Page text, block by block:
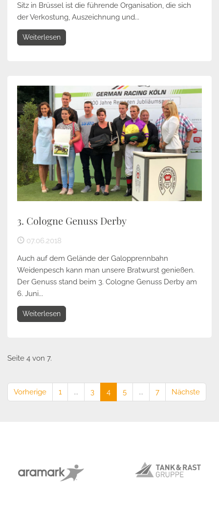
Sitz in Brüssel ist die führende Organisation, die sich
der Verkostung, Auszeichnung und...
Weiterlesen
3. Cologne Genuss Derby
07.06.2018
Auch auf dem Gelände der Galopprennbahn
Weidenpesch kann man unsere Bratwurst genießen.
Der Genuss stand beim 3. Cologne Genuss Derby am
6. Juni...
Weiterlesen
Seite 4 von 7.
Vorherige 1 ... 3 4 5 ... 7 Nächste